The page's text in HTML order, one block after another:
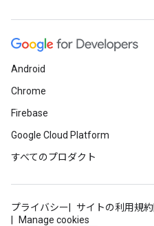
Android
Chrome
Firebase
Google Cloud Platform
すべてのプロダクト
プライバシー サイトの利用規約
Manage cookies